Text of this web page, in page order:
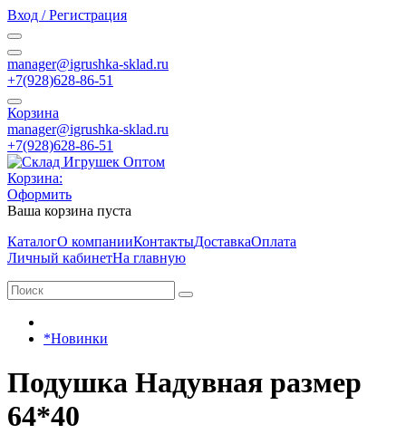
Вход / Регистрация
manager@igrushka-sklad.ru
+7(928)628-86-51
Корзина
manager@igrushka-sklad.ru
+7(928)628-86-51
Корзина:
Оформить
Ваша корзина пуста
КаталогО компанииКонтактыДоставкаОплата
Личный кабинетНа главную
*Новинки
Подушка Надувная размер
64*40